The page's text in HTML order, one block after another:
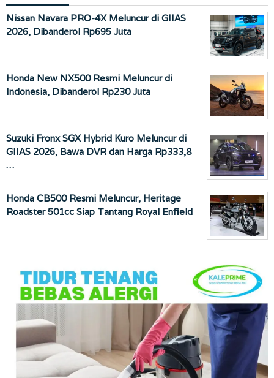
Nissan Navara PRO-4X Meluncur di GIIAS
2026, Dibanderol Rp695 Juta
Honda New NX500 Resmi Meluncur di
Indonesia, Dibanderol Rp230 Juta
Suzuki Fronx SGX Hybrid Kuro Meluncur di
GIIAS 2026, Bawa DVR dan Harga Rp333,8
…
Honda CB500 Resmi Meluncur, Heritage
Roadster 501cc Siap Tantang Royal Enfield